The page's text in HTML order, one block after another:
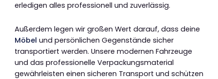
erledigen alles professionell und zuverlässig.
Außerdem legen wir großen Wert darauf, dass deine
Möbel und persönlichen Gegenstände sicher
transportiert werden. Unsere modernen Fahrzeuge
und das professionelle Verpackungsmaterial
gewährleisten einen sicheren Transport und schützen